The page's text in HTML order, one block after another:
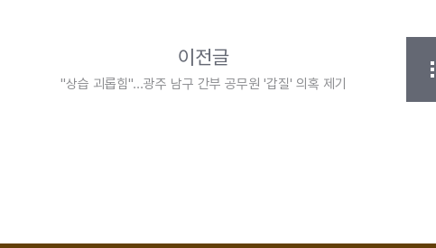
이전글
"상습 괴롭힘"...광주 남구 간부 공무원 '갑질' 의혹 제기